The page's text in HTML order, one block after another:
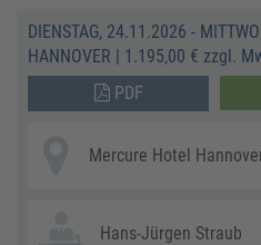
DIENSTAG, 24.11.2026 -
HANNOVER | 1.195,00 € zzgl.
PDF
Mercure Hotel
Hans-Jürgen Straub